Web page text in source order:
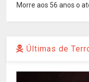
Morre aos 56 anos o
Últimas de